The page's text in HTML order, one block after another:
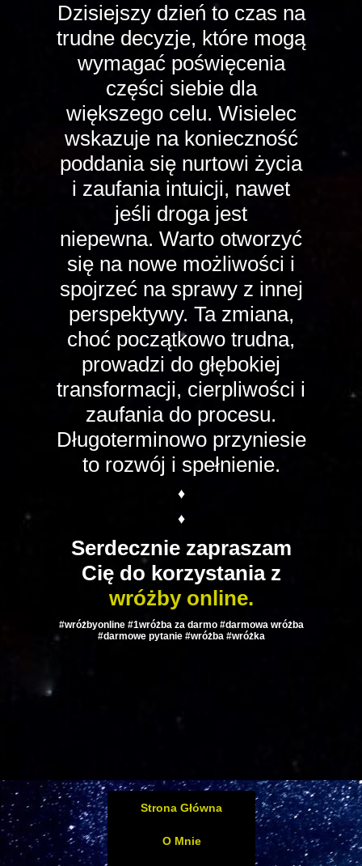
Dzisiejszy dzień to czas na
trudne decyzje, które mogą
wymagać poświęcenia
części siebie dla
większego celu. Wisielec
wskazuje na konieczność
poddania się nurtowi życia
i zaufania intuicji, nawet
jeśli droga jest
niepewna. Warto otworzyć
się na nowe możliwości i
spojrzeć na sprawy z innej
perspektywy. Ta zmiana,
choć początkowo trudna,
prowadzi do głębokiej
transformacji, cierpliwości i
zaufania do procesu.
Długoterminowo przyniesie
to rozwój i spełnienie.
♦
♦
Serdecznie zapraszam
Cię do korzystania z
wróżby online.
#wróżbyonline #1wróżba za darmo #darmowa wróżba
#darmowe pytanie #wróżba #wróżka
Strona Główna
O Mnie